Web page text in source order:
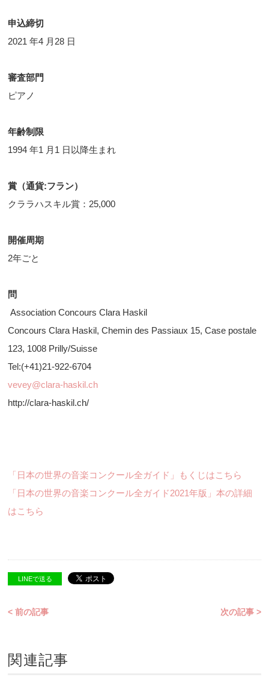
申込締切
2021 年4 月28 日
審査部門
ピアノ
年齢制限
1994 年1 月1 日以降生まれ
賞（通貨:フラン）
クララハスキル賞：25,000
開催周期
2年ごと
問
Association Concours Clara Haskil
Concours Clara Haskil, Chemin des Passiaux 15, Case postale
123, 1008 Prilly/Suisse
Tel:(+41)21-922-6704
vevey@clara-haskil.ch
http://clara-haskil.ch/
「日本の世界の音楽コンクール全ガイド」もくじはこちら
「日本の世界の音楽コンクール全ガイド2021年版」本の詳細
はこちら
LINEで送る
< 前の記事 次の記事 >
関連記事